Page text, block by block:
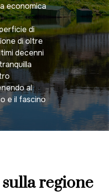
economica
di
di oltre
decenni
al
e il fascino
regione